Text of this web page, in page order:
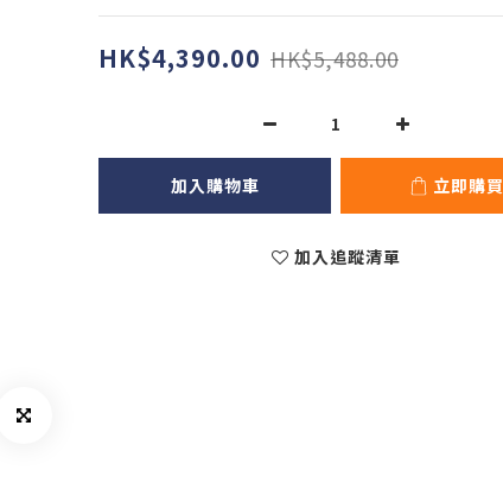
HK$4,390.00 HK$5,488.00
加入購物車 立即購買
加入追蹤清單